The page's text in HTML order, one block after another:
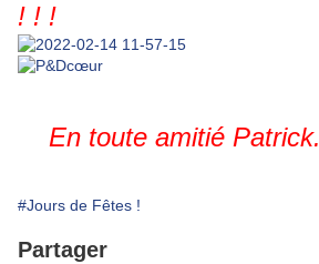
! ! !
En toute amitié Patrick.
#Jours de Fêtes !
Partager